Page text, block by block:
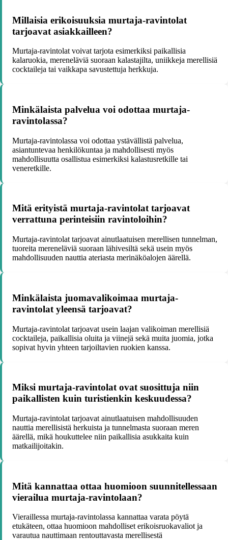
Millaisia erikoisuuksia murtaja-ravintolat
tarjoavat asiakkailleen?
Murtaja-ravintolat voivat tarjota esimerkiksi paikallisia
kalaruokia, mereneläviä suoraan kalastajilta, uniikkeja merellisiä
cocktaileja tai vaikkapa savustettuja herkkuja.
Minkälaista palvelua voi odottaa murtaja-
ravintolassa?
Murtaja-ravintolassa voi odottaa ystävällistä palvelua,
asiantuntevaa henkilökuntaa ja mahdollisesti myös
mahdollisuutta osallistua esimerkiksi kalastusretkille tai
veneretkille.
Mitä erityistä murtaja-ravintolat tarjoavat
verrattuna perinteisiin ravintoloihin?
Murtaja-ravintolat tarjoavat ainutlaatuisen merellisen tunnelman,
tuoreita mereneläviä suoraan lähivesiltä sekä usein myös
mahdollisuuden nauttia ateriasta merinäköalojen äärellä.
Minkälaista juomavalikoimaa murtaja-
ravintolat yleensä tarjoavat?
Murtaja-ravintolat tarjoavat usein laajan valikoiman merellisiä
cocktaileja, paikallisia oluita ja viinejä sekä muita juomia, jotka
sopivat hyvin yhteen tarjoiltavien ruokien kanssa.
Miksi murtaja-ravintolat ovat suosittuja niin
paikallisten kuin turistienkin keskuudessa?
Murtaja-ravintolat tarjoavat ainutlaatuisen mahdollisuuden
nauttia merellisistä herkuista ja tunnelmasta suoraan meren
äärellä, mikä houkuttelee niin paikallisia asukkaita kuin
matkailijoitakin.
Mitä kannattaa ottaa huomioon suunnitellessaan
vierailua murtaja-ravintolaan?
Vieraillessa murtaja-ravintolassa kannattaa varata pöytä
etukäteen, ottaa huomioon mahdolliset erikoisruokavaliot ja
varautua nauttimaan rentouttavasta merellisestä